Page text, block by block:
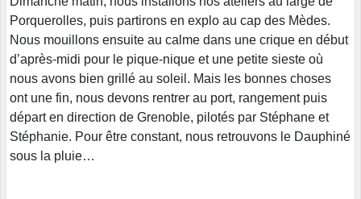
Porquerolles, puis partirons en explo au cap des Mèdes.
Nous mouillons ensuite au calme dans une crique en début
d’après-midi pour le pique-nique et une petite sieste où
nous avons bien grillé au soleil. Mais les bonnes choses
ont une fin, nous devons rentrer au port, rangement puis
départ en direction de Grenoble, pilotés par Stéphane et
Stéphanie. Pour être constant, nous retrouvons le Dauphiné
sous la pluie…